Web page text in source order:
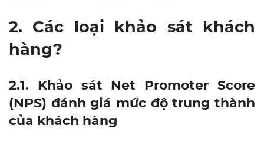
2. Các loại khảo sát khách
hàng?
2.1. Khảo sát Net Promoter Score
(NPS) đánh giá mức độ trung thành
của khách hàng